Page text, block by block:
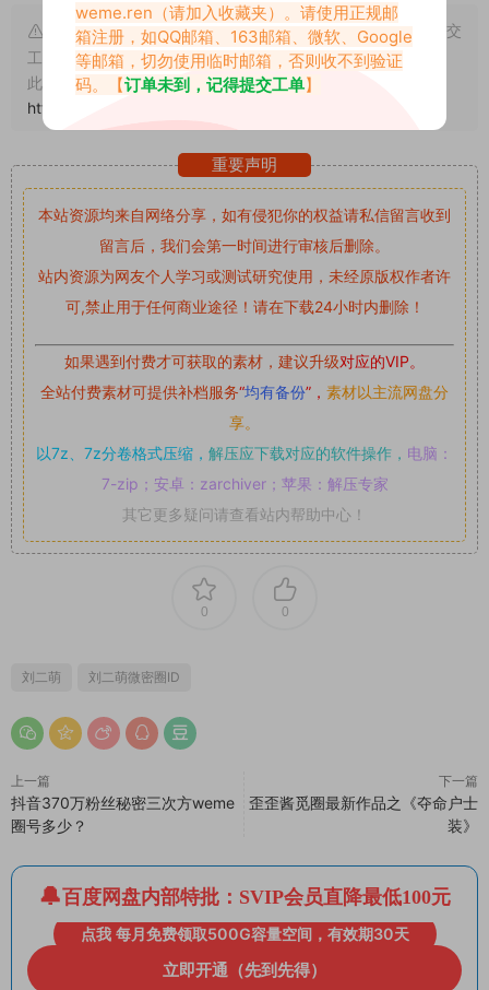
申明：本文资源均来源网友分享，若侵犯了您的权限可以提交
工单处理。
此外本文章皆属于原创文章，转载请注明出处！原文链接：
https://www.vmiba.top/5386.html
重要声明
本站资源均来自网络分享，如有侵犯你的权益请私信留言收到
留言后，我们会第一时间进行审核后删除。
站内资源为网友个人学习或测试研究使用，未经原版权作者许
可,禁止用于任何商业途径！请在下载24小时内删除！
如果遇到付费才可获取的素材，建议升级对应的VIP。
全站付费素材可提供补档服务“均有备份”， 素材以主流网盘分
享。
以7z、7z分卷格式压缩， 解压应下载对应的软件操作， 电脑：
7-zip；安卓：zarchiver；苹果：解压专家
其它更多疑问请查看站内帮助中心！
0 0
刘二萌 刘二萌微密圈ID
上一篇
抖音370万粉丝秘密三次方weme
圈号多少？
下一篇
歪歪酱觅圈最新作品之《夺命户士
装》
百度网盘内部特批：SVIP会员直降最低100元
点我 每月免费领取500G容量空间，有效期30天
立即开通（先到先得）
weme.ren （请加入收藏夹）。请使用正规邮
箱注册，如QQ邮箱、163邮箱、微软、Google
等邮箱，切勿使用临时邮箱，否则收不到验证
码。【订单未到，记得提交工单】